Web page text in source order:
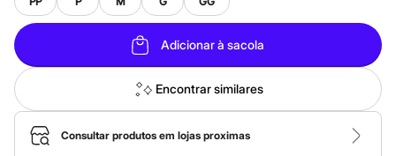
Blusas e Camisetas
Básicos
Calças
Casacos e Jaquetas
Jeans
Macacões
Saias
Shorts e Bermudas
Vestidos
Adicionar à sacola
Encontrar similares
Consultar produtos em lojas proximas